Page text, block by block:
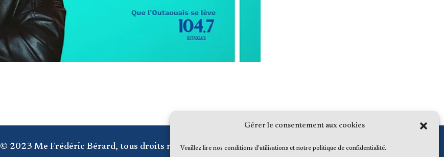
Gérer le consentement aux cookies
Veuillez lire nos conditions d'utilisations et notre politique de confidentialité.
© 2023 Me Frédéric Bérard, tous droits réservés